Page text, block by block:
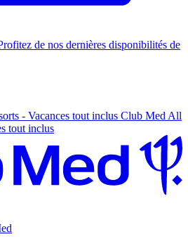
de nos dernières disponibilités de
- Vacances tout inclus Club Med All
tout inclus